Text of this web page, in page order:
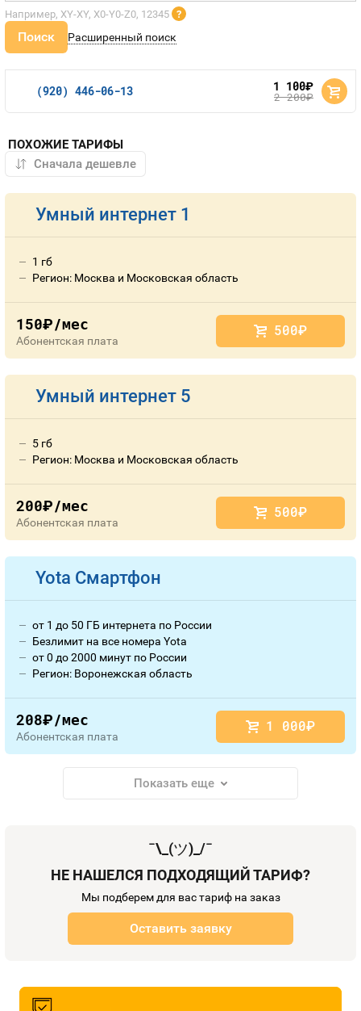
Например, XY-XY, X0-Y0-Z0, 12345 ?
Поиск Расширенный поиск
(920) 446-06-13 1 100руб.
2 200руб.
ПОХОЖИЕ ТАРИФЫ
Умный интернет 1
1 гб
Регион: Москва и Московская область
150руб./мес
Абонентская плата
500руб.
Умный интернет 5
5 гб
Регион: Москва и Московская область
200руб./мес
Абонентская плата
500руб.
Yota Смартфон
от 1 до 50 ГБ интернета по России
Безлимит на все номера Yota
от 0 до 2000 минут по России
Регион: Воронежская область
208руб./мес
Абонентская плата
1 000руб.
Показать еще
¯\_(ツ)_/¯
НЕ НАШЕЛСЯ ПОДХОДЯЩИЙ ТАРИФ?
Мы подберем для вас тариф на заказ
Оставить заявку